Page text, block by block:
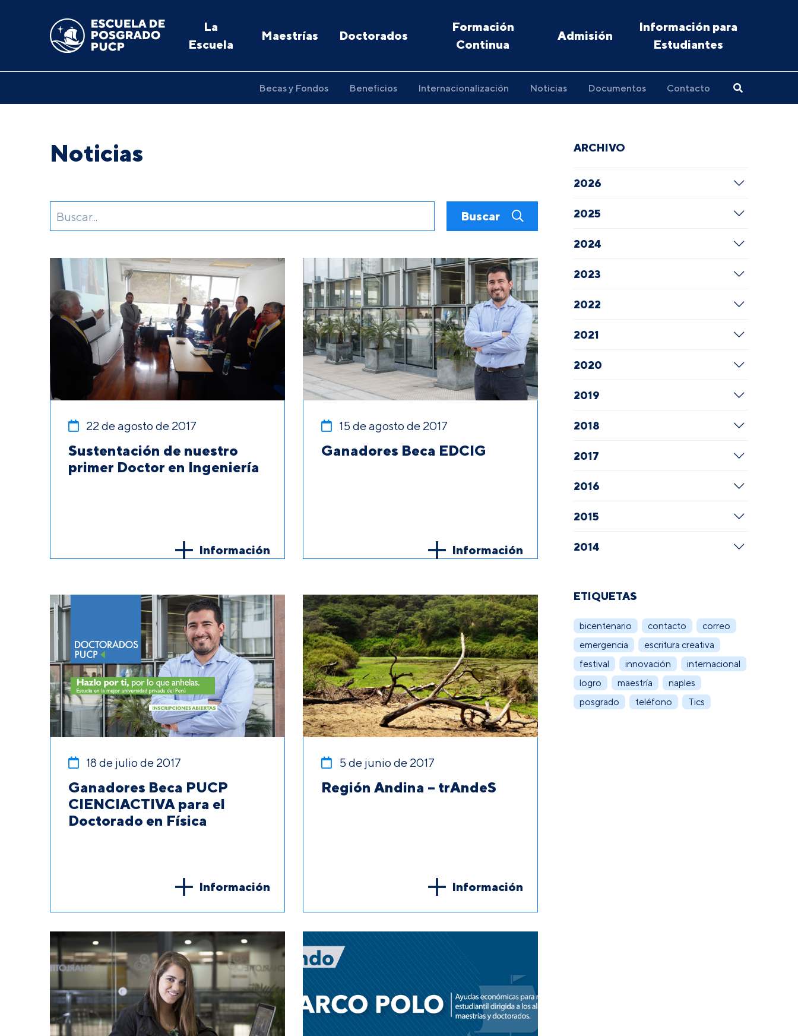
La
Escuela
Maestrías Doctorados
Formación
Continua
Admisión
Información para
Estudiantes
Becas y Fondos Beneficios Internacionalización Noticias Documentos Contacto
Noticias
Buscar
22 de agosto de 2017
Sustentación de nuestro
primer Doctor en Ingeniería
Información
15 de agosto de 2017
Ganadores Beca EDCIG
Información
18 de julio de 2017
Ganadores Beca PUCP
CIENCIACTIVA para el
Doctorado en Física
Información
5 de junio de 2017
Región Andina – trAndeS
Información
ARCHIVO
2026
2025
2024
2023
2022
2021
2020
2019
2018
2017
2016
2015
2014
ETIQUETAS
bicentenario contacto
correo
emergencia
escritura creativa
festival
innovación
internacional
logro
maestría
naples
posgrado
teléfono Tics